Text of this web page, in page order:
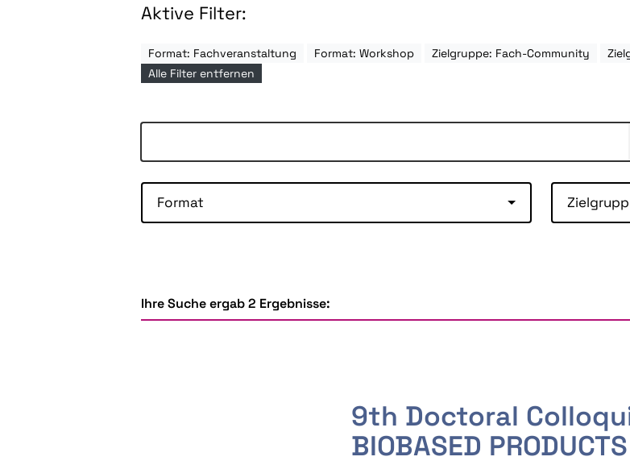
Aktive Filter:
Format: Fachveranstaltung Format: Workshop Zielgruppe: Fach-Community
Alle Filter entfernen
Format
Ihre Suche ergab 2 Ergebnisse:
9th Doctoral
BIOBASED PRODUCTS